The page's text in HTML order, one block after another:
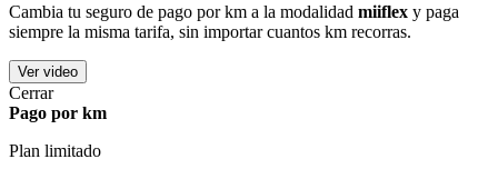
Cambia tu seguro de pago por km a la modalidad miiflex y paga
siempre la misma tarifa, sin importar cuantos km recorras.
Ver video
Cerrar
Pago por km
Plan limitado